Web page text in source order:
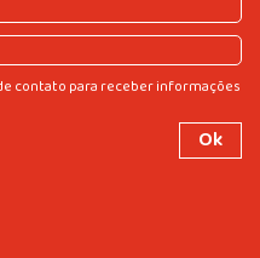
contato para receber informações